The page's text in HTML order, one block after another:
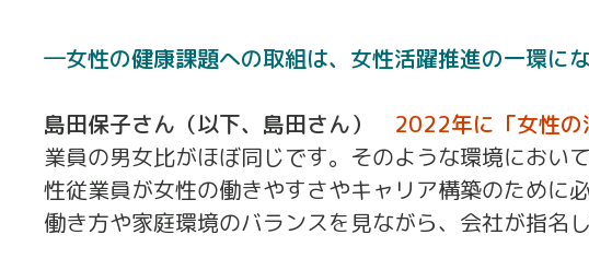
女性の健康課題への取組は、女性活躍推進の一環に
島田保子さん（以下、島田さん） 2022年に「女性の
業員の男女比がほぼ同じです。そのような環境におい
性従業員が女性の働きやすさやキャリア構築のために
働き方や家庭環境のバランスを見ながら、会社が指名